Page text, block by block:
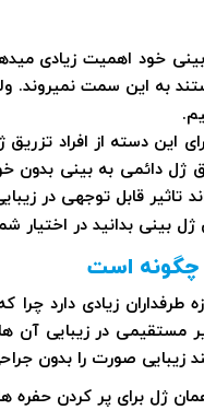
بینی خود اهمیت زیادی
به این سمت نمیروند.
این دسته از افراد
ژل دائمی به بینی بدون
تاثیر قابل توجهی در
ژل بینی بدانید در اختیار
چگونه است
طرفداران زیادی دارد
مستقیمی در زیبایی
زیبایی صورت را بدون
ژل برای پر کردن